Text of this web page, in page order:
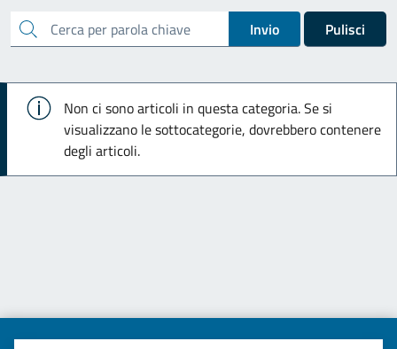
cerca Invio Pulisci
Info
Non ci sono articoli in questa categoria. Se si
visualizzano le sottocategorie, dovrebbero contenere
degli articoli.